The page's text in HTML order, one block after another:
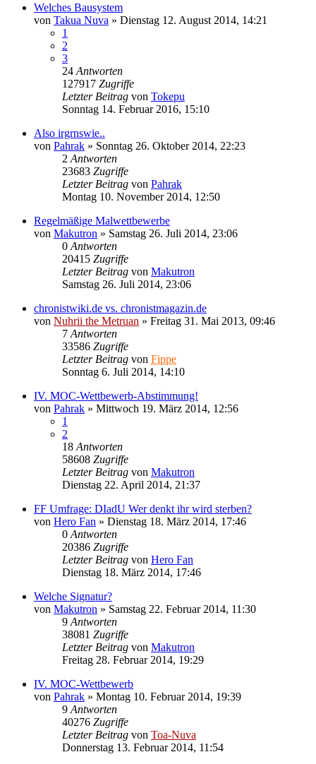
Welches Bausystem
von Takua Nuva » Dienstag 12. August 2014, 14:21
1
2
3
24 Antworten
127917 Zugriffe
Letzter Beitrag von Tokepu
Sonntag 14. Februar 2016, 15:10
Also irgrnswie..
von Pahrak » Sonntag 26. Oktober 2014, 22:23
2 Antworten
23683 Zugriffe
Letzter Beitrag von Pahrak
Montag 10. November 2014, 12:50
Regelmäßige Malwettbewerbe
von Makutron » Samstag 26. Juli 2014, 23:06
0 Antworten
20415 Zugriffe
Letzter Beitrag von Makutron
Samstag 26. Juli 2014, 23:06
chronistwiki.de vs. chronistmagazin.de
von Nuhrii the Metruan » Freitag 31. Mai 2013, 09:46
7 Antworten
33586 Zugriffe
Letzter Beitrag von Fippe
Sonntag 6. Juli 2014, 14:10
IV. MOC-Wettbewerb-Abstimmung!
von Pahrak » Mittwoch 19. März 2014, 12:56
1
2
18 Antworten
58608 Zugriffe
Letzter Beitrag von Makutron
Dienstag 22. April 2014, 21:37
FF Umfrage: DIadU Wer denkt ihr wird sterben?
von Hero Fan » Dienstag 18. März 2014, 17:46
0 Antworten
20386 Zugriffe
Letzter Beitrag von Hero Fan
Dienstag 18. März 2014, 17:46
Welche Signatur?
von Makutron » Samstag 22. Februar 2014, 11:30
9 Antworten
38081 Zugriffe
Letzter Beitrag von Makutron
Freitag 28. Februar 2014, 19:29
IV. MOC-Wettbewerb
von Pahrak » Montag 10. Februar 2014, 19:39
9 Antworten
40276 Zugriffe
Letzter Beitrag von Toa-Nuva
Donnerstag 13. Februar 2014, 11:54